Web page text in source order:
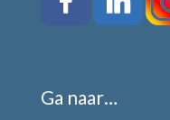
Ga naar…